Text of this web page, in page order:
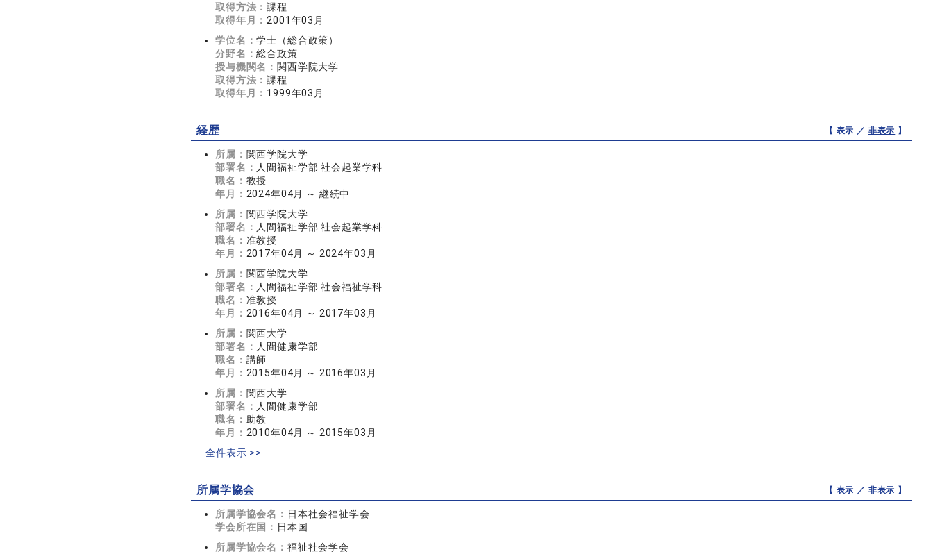
取得方法：課程
取得年月： 2001年03月
学位名：学士（総合政策）
分野名：総合政策
授与機関名： 関西学院大学
取得方法：課程
取得年月： 1999年03月
経歴 【 表示 ／ 非表示 】
所属： 関西学院大学
部署名： 人間福祉学部 社会起業学科
職名： 教授
年月： 2024年04月 ～ 継続中
所属： 関西学院大学
部署名： 人間福祉学部 社会起業学科
職名： 准教授
年月： 2017年04月 ～ 2024年03月
所属： 関西学院大学
部署名： 人間福祉学部 社会福祉学科
職名： 准教授
年月： 2016年04月 ～ 2017年03月
所属： 関西大学
部署名： 人間健康学部
職名： 講師
年月： 2015年04月 ～ 2016年03月
所属： 関西大学
部署名： 人間健康学部
職名： 助教
年月： 2010年04月 ～ 2015年03月
全件表示 >>
所属学協会 【 表示 ／ 非表示 】
所属学協会名： 日本社会福祉学会
学会所在国： 日本国
所属学協会名： 福祉社会学会